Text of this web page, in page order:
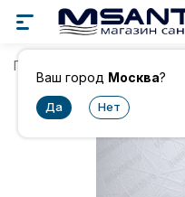
Ваш город Москва?
Главная